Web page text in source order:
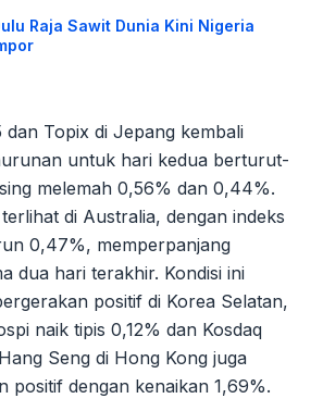
Raja Sawit Dunia Kini Nigeria
dan Topix di Jepang kembali
untuk hari kedua berturut-
melemah 0,56% dan 0,44%.
di Australia, dengan indeks
0,47%, memperpanjang
dua hari terakhir. Kondisi ini
positif di Korea Selatan,
naik tipis 0,12% dan Kosdaq
Seng di Hong Kong juga
positif dengan kenaikan 1,69%.